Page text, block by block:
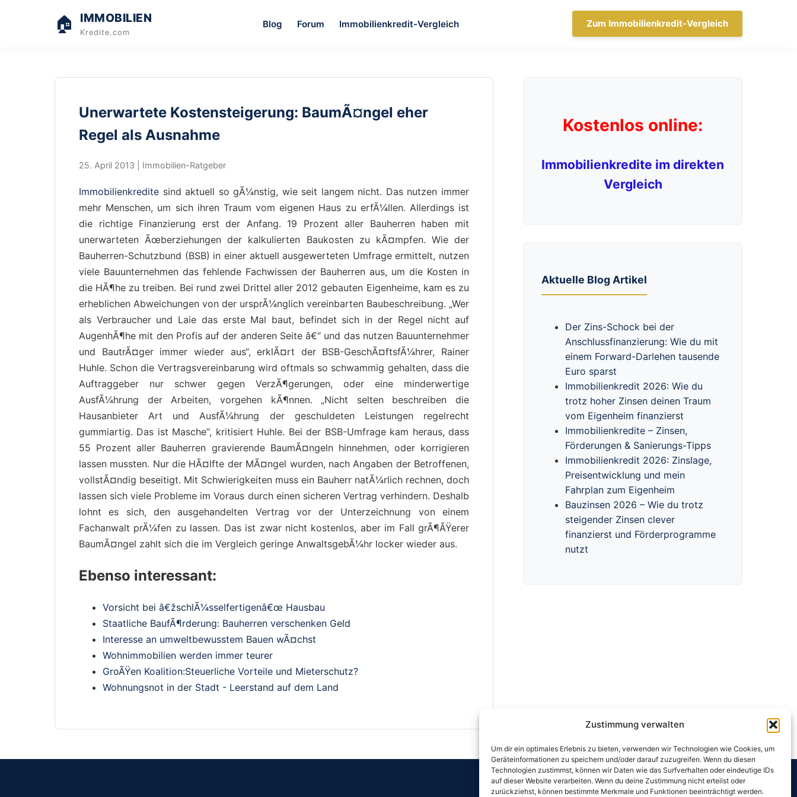
Zustimmung verwalten
Um dir ein optimales Erlebnis zu bieten, verwenden wir Technologien wie Cookies, um
Geräteinformationen zu speichern und/oder darauf zuzugreifen. Wenn du diesen
Technologien zustimmst, können wir Daten wie das Surfverhalten oder eindeutige IDs
auf dieser Website verarbeiten. Wenn du deine Zustimmung nicht erteilst oder
zurückziehst, können bestimmte Merkmale und Funktionen beeinträchtigt werden.
🏠 IMMOBILIEN
Kredite.com
Blog Forum Immobilienkredit-Vergleich Zum Immobilienkredit-Vergleich
Unerwartete Kostensteigerung: BaumÃ¤ngel eher
Regel als Ausnahme
25. April 2013 | Immobilien-Ratgeber
Immobilienkredite sind aktuell so gÃ¼nstig, wie seit langem nicht. Das nutzen immer
mehr Menschen, um sich ihren Traum vom eigenen Haus zu erfÃ¼llen. Allerdings ist
die richtige Finanzierung erst der Anfang. 19 Prozent aller Bauherren haben mit
unerwarteten Ãœberziehungen der kalkulierten Baukosten zu kÃ¤mpfen. Wie der
Bauherren-Schutzbund (BSB) in einer aktuell ausgewerteten Umfrage ermittelt, nutzen
viele Bauunternehmen das fehlende Fachwissen der Bauherren aus, um die Kosten in
die HÃ¶he zu treiben. Bei rund zwei Drittel aller 2012 gebauten Eigenheime, kam es zu
erheblichen Abweichungen von der ursprÃ¼nglich vereinbarten Baubeschreibung. „Wer
als Verbraucher und Laie das erste Mal baut, befindet sich in der Regel nicht auf
AugenhÃ¶he mit den Profis auf der anderen Seite â€“ und das nutzen Bauunternehmer
und BautrÃ¤ger immer wieder aus“, erklÃ¤rt der BSB-GeschÃ¤ftsfÃ¼hrer, Rainer
Huhle. Schon die Vertragsvereinbarung wird oftmals so schwammig gehalten, dass die
Auftraggeber nur schwer gegen VerzÃ¶gerungen, oder eine minderwertige
AusfÃ¼hrung der Arbeiten, vorgehen kÃ¶nnen. „Nicht selten beschreiben die
Hausanbieter Art und AusfÃ¼hrung der geschuldeten Leistungen regelrecht
gummiartig. Das ist Masche“, kritisiert Huhle. Bei der BSB-Umfrage kam heraus, dass
55 Prozent aller Bauherren gravierende BaumÃ¤ngeln hinnehmen, oder korrigieren
lassen mussten. Nur die HÃ¤lfte der MÃ¤ngel wurden, nach Angaben der Betroffenen,
vollstÃ¤ndig beseitigt. Mit Schwierigkeiten muss ein Bauherr natÃ¼rlich rechnen, doch
lassen sich viele Probleme im Voraus durch einen sicheren Vertrag verhindern. Deshalb
lohnt es sich, den ausgehandelten Vertrag vor der Unterzeichnung von einem
Fachanwalt prÃ¼fen zu lassen. Das ist zwar nicht kostenlos, aber im Fall grÃ¶ÃŸerer
BaumÃ¤ngel zahlt sich die im Vergleich geringe AnwaltsgebÃ¼hr locker wieder aus.
Ebenso interessant:
Vorsicht bei â€žschlÃ¼sselfertigenâ€œ Hausbau
Staatliche BaufÃ¶rderung: Bauherren verschenken Geld
Interesse an umweltbewusstem Bauen wÃ¤chst
Wohnimmobilien werden immer teurer
GroÃŸen Koalition:Steuerliche Vorteile und Mieterschutz?
Wohnungsnot in der Stadt - Leerstand auf dem Land
Kostenlos online:
Immobilienkredite im direkten
Vergleich
Aktuelle Blog Artikel
Der Zins-Schock bei der
Anschlussfinanzierung: Wie du mit
einem Forward-Darlehen tausende
Euro sparst
Immobilienkredit 2026: Wie du
trotz hoher Zinsen deinen Traum
vom Eigenheim finanzierst
Immobilienkredite – Zinsen,
Förderungen & Sanierungs-Tipps
Immobilienkredit 2026: Zinslage,
Preisentwicklung und mein
Fahrplan zum Eigenheim
Bauzinsen 2026 – Wie du trotz
steigender Zinsen clever
finanzierst und Förderprogramme
nutzt